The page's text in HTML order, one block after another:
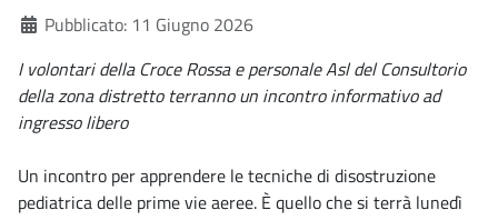
Dettagli
Pubblicato: 11 Giugno 2026
I volontari della Croce Rossa e personale Asl del Consultorio
della zona distretto terranno un incontro informativo ad
ingresso libero
Un incontro per apprendere le tecniche di disostruzione
pediatrica delle prime vie aeree. È quello che si terrà lunedì